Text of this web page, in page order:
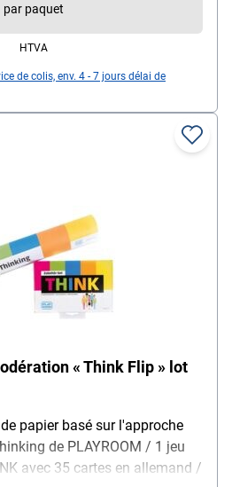
par paquet
HTVA
de colis, env. 4 - 7 jours délai de
« Think Flip » lot
papier basé sur l'approche
de PLAYROOM / 1 jeu
avec 35 cartes en allemand /